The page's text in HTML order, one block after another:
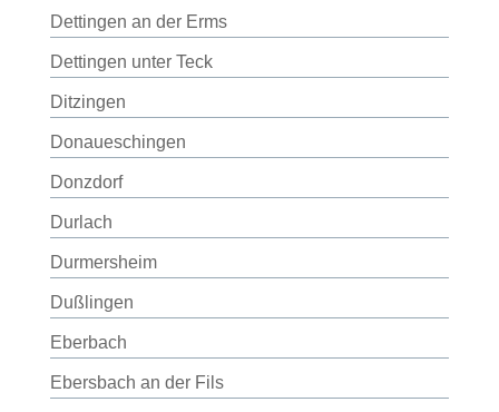
Dettingen an der Erms
Dettingen unter Teck
Ditzingen
Donaueschingen
Donzdorf
Durlach
Durmersheim
Dußlingen
Eberbach
Ebersbach an der Fils